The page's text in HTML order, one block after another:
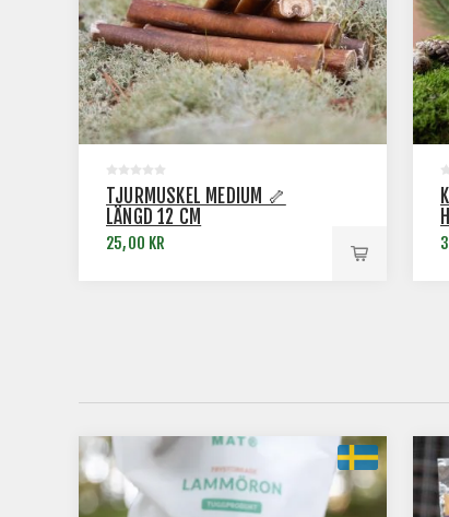
TJURMUSKEL MEDIUM 🦴
LÄNGD 12 CM
25,00 KR